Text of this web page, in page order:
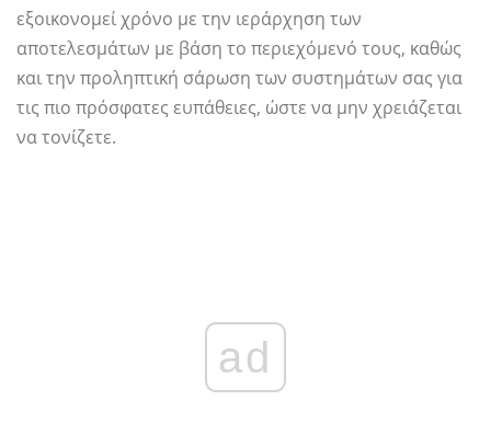
εξοικονομεί χρόνο με την ιεράρχηση των
αποτελεσμάτων με βάση το περιεχόμενό τους, καθώς
και την προληπτική σάρωση των συστημάτων σας για
τις πιο πρόσφατες ευπάθειες, ώστε να μην χρειάζεται
να τονίζετε.
ad